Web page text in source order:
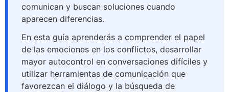
comunican y buscan soluciones cuando
aparecen diferencias.
En esta guía aprenderás a comprender el papel
de las emociones en los conflictos, desarrollar
mayor autocontrol en conversaciones difíciles y
utilizar herramientas de comunicación que
favorezcan el diálogo y la búsqueda de